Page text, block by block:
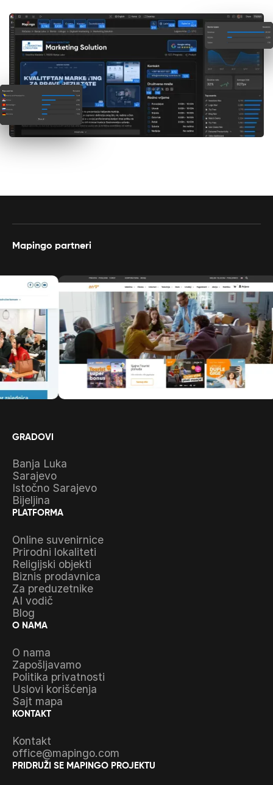
Mapingo partneri
GRADOVI
Banja Luka
Sarajevo
Istočno Sarajevo
Bijeljina
PLATFORMA
Online suvenirnice
Prirodni lokaliteti
Religijski objekti
Biznis prodavnica
Za preduzetnike
AI vodič
Blog
O NAMA
O nama
Zapošljavamo
Politika privatnosti
Uslovi korišćenja
Sajt mapa
KONTAKT
Kontakt
office@mapingo.com
PRIDRUŽI SE MAPINGO PROJEKTU